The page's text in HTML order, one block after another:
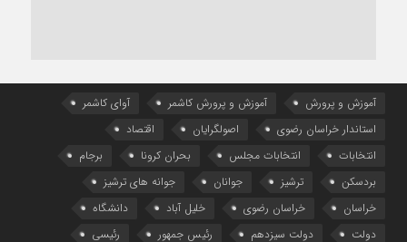
آموزش و پرورش آموزش و پرورش کاشمر
آوای کاشمر
استاندار خراسان رضوی
اصولگرایان
اقتصاد
انتخابات
انتخابات مجلس بحران کرونا
برجام
بردسکن
ترشیز جوانان
جوانه های ترشیز
خراسان
خراسان رضوی خلیل آباد
دانشگاه
دولت
دولت سیزدهم رئیس جمهور رئیسی